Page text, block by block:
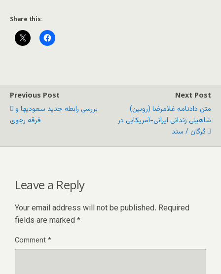
Share this:
Previous Post
بررسی رابطه جدید سعودیها و
فرقه رجوی
Next Post
متن دادنامه غلامرضا (روبین)
شاهینی زندانی ایرانی-آمریکایی در
گرگان / سند
Leave a Reply
Your email address will not be published. Required
fields are marked *
Comment*